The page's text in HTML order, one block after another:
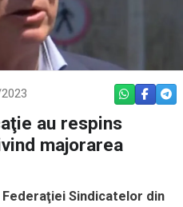
WHATSAPP
au respins
majorarea
Sindicatelor din